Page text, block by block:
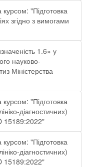
"Підготовка
згідно з вимогами
1.6» у
науково-
Міністерства
"Підготовка
діагностичних)
15189:2022"
"Підготовка
діагностичних)
15189:2022"